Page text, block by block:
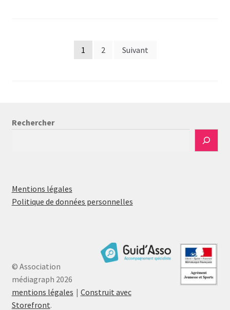
Pagination1 2 Suivant
Rechercher
Mentions légales
Politique de données personnelles
© Association
médiagraph 2026
mentions légales
Construit avec
Storefront.